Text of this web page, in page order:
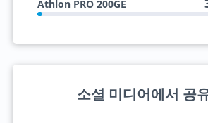
Athlon PRO 200GE
소셜 미디어에서 공